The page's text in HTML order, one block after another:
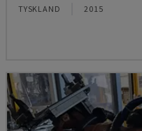
TYSKLAND 2015